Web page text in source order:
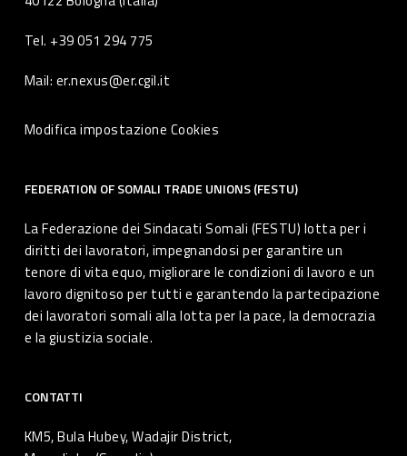
Tel. +39 051 294 775
Mail: er.nexus@er.cgil.it
Modifica impostazione Cookies
FEDERATION OF SOMALI TRADE UNIONS (FESTU)
La Federazione dei Sindacati Somali (FESTU) lotta per i
diritti dei lavoratori, impegnandosi per garantire un
tenore di vita equo, migliorare le condizioni di lavoro e un
lavoro dignitoso per tutti e garantendo la partecipazione
dei lavoratori somali alla lotta per la pace, la democrazia
e la giustizia sociale.
CONTATTI
KM5, Bula Hubey, Wadajir District,